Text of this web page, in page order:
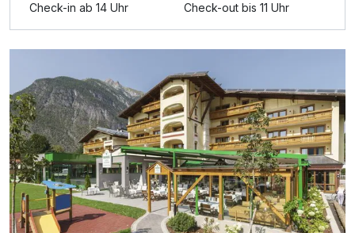
p.P. ab962,00 €
Doppelzimmer Deluxe
2 Erwachsene
Check-in ab 14 Uhr Check-out bis 11 Uhr